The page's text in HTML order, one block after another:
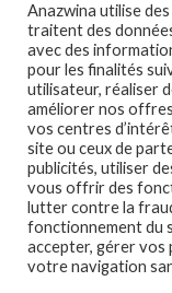
ingrédients
authentique de votre
Contact@anazwina.fr
CONSEILS BEAUTÉ
LIENS UTILES
NOS COLLECTIONS
©
Anazwina utilise
traitent des
avec des
pour les finalités
utilisateur, réaliser
améliorer nos
vos centres
site ou ceux de
publicités, utiliser
vous offrir des
lutter contre la
fonctionnement du
accepter, gérer
votre navigation